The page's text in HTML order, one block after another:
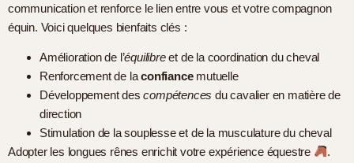
communication et renforce le lien entre vous et votre compagnon
équin. Voici quelques bienfaits clés :
Amélioration de l’équilibreet de la coordination du cheval
Renforcement de laconfiancemutuelle
Développement descompétences du cavalier en matière de
direction
Stimulation de la souplesse et de la musculature du cheval
Adopter les longues rênes enrichit votre expérience équestre
.